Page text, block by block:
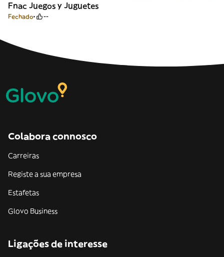
Fnac Juegos y Juguetes
Fechado --
Colabora connosco
Carreiras
Registe a sua empresa
Estafetas
Glovo Business
Ligações de interesse